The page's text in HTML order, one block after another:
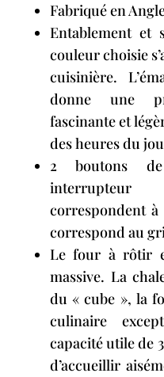
Fabriqué en
Entablement et
couleur choisie
cuisinière.
donne une
fascinante et
des heures du
2 boutons
correspondent
correspond au
Le four à rôtir
massive. La
du « cube », la
culinaire
capacité utile de
d’accueillir